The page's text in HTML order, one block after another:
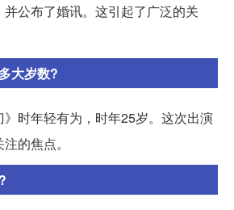
公布了婚讯。这引起了广泛的关
大岁数?
时年轻有为，时年25岁。这次出演
的焦点。